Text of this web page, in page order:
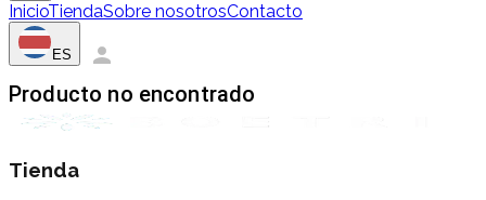
InicioTiendaSobre nosotrosContacto
ES
Producto no encontrado
Tienda